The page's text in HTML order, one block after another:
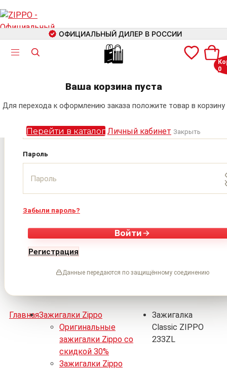
0
ОФИЦИАЛЬНЫЙ ДИЛЕР В РОССИИ
🛍
Ваша корзина пуста
Для перехода к оформлению заказа положите товар в корзину
Перейти в каталог Личный кабинет Закрыть
Пароль
Забыли пароль?
Войти
Регистрация
Данные передаются по защищённому соединению
ГлавнаяЗажигалки Zippo
Оригинальные
зажигалки Zippo со
скидкой 30%
Зажигалки Zippo
Зажигалка
Classic ZIPPO
233ZL